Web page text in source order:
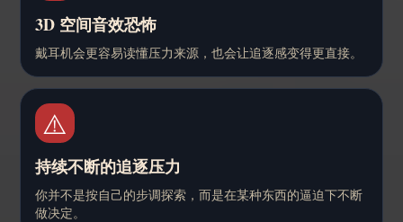
3D 空间音效恐怖
戴耳机会更容易读懂压力来源，也会让追逐感变得更直接。
⚠️
持续不断的追逐压力
你并不是按自己的步调探索，而是在某种东西的逼迫下不断
做决定。